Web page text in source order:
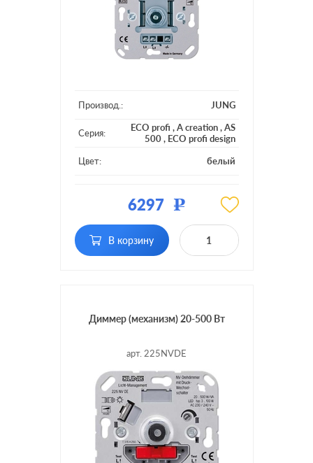
Производ.: JUNG
Серия: ECO profi ,A creation,AS
500, ECO profi design
Цвет:
белый
Включение:
поворотно-нажимной, с
возможностью
6297 Р
В корзину
Диммер (механизм) 20-500 Вт
арт. 225NVDE